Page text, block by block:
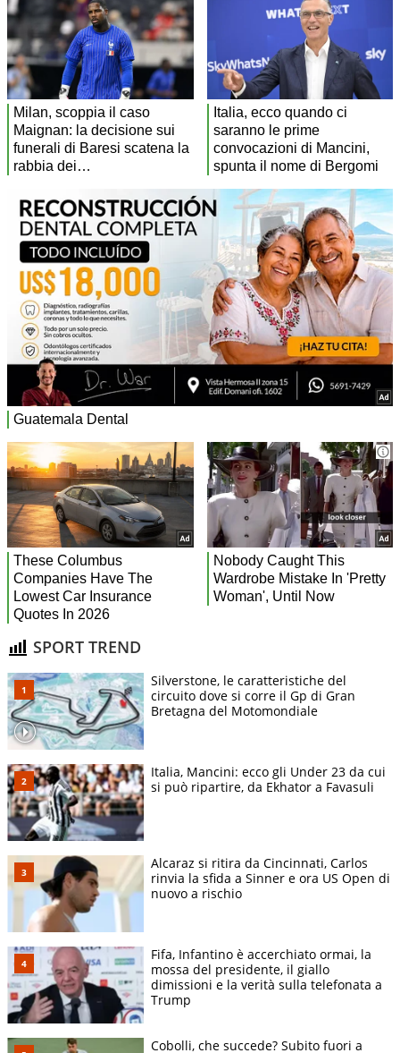
SPORT TREND
Silverstone, le caratteristiche del
circuito dove si corre il Gp di Gran
Bretagna del Motomondiale
Italia, Mancini: ecco gli Under 23 da cui
si può ripartire, da Ekhator a Favasuli
Alcaraz si ritira da Cincinnati, Carlos
rinvia la sfida a Sinner e ora US Open di
nuovo a rischio
Fifa, Infantino è accerchiato ormai, la
mossa del presidente, il giallo
dimissioni e la verità sulla telefonata a
Trump
Cobolli, che succede? Subito fuori a